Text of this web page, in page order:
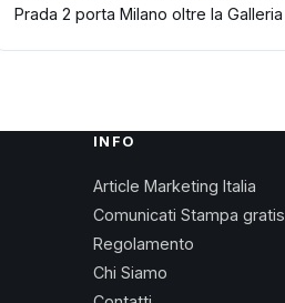
Prada 2 porta Milano oltre la Galleria
INFO
Article Marketing Italia
Comunicati Stampa gratis
Regolamento
Chi Siamo